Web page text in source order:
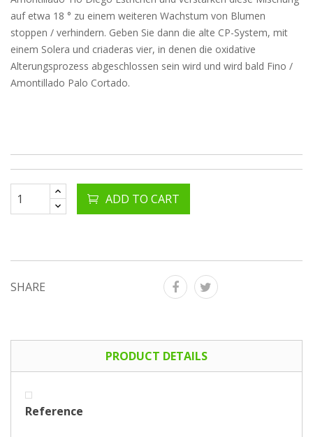
auf etwa 18 ° zu einem weiteren Wachstum von Blumen
stoppen / verhindern. Geben Sie dann die alte CP-System, mit
einem Solera und criaderas vier, in denen die oxidative
Alterungsprozess abgeschlossen sein wird und wird bald Fino /
Amontillado Palo Cortado.
ADD TO CART
SHARE
PRODUCT DETAILS
Reference